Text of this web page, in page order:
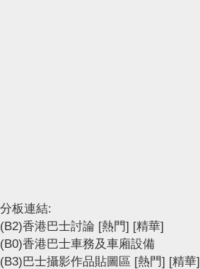
分板連結:
(B2)香港巴士討論 [熱門] [精華]
(B0)香港巴士車務及車廂設備
(B3)巴士攝影作品貼圖區 [熱門] [精華]